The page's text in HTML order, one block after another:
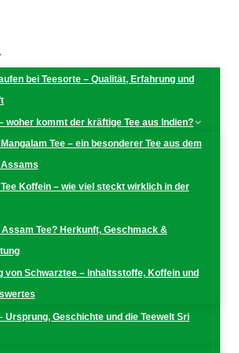
bei Teesorte – Qualität, Erfahrung und
woher kommt der kräftige Tee aus Indien?
Tee – ein besonderer Tee aus dem
Assams
Koffein – wie viel steckt wirklich in der
Tee? Herkunft, Geschmack &
von Schwarztee – Inhaltsstoffe, Koffein und
Ursprung, Geschichte und die Teewelt Sri